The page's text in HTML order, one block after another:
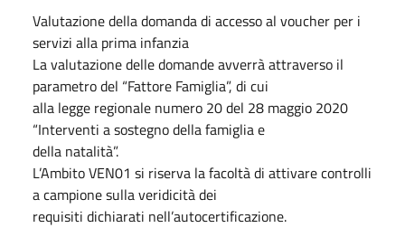
Valutazione della domanda di accesso al voucher per i
servizi alla prima infanzia
La valutazione delle domande avverrà attraverso il
parametro del “Fattore Famiglia”, di cui
alla legge regionale numero 20 del 28 maggio 2020
“Interventi a sostegno della famiglia e
della natalità”.
L’Ambito VEN01 si riserva la facoltà di attivare controlli
a campione sulla veridicità dei
requisiti dichiarati nell’autocertificazione.